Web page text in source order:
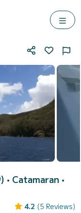
• Catamaran •
4.2 (5 Reviews)